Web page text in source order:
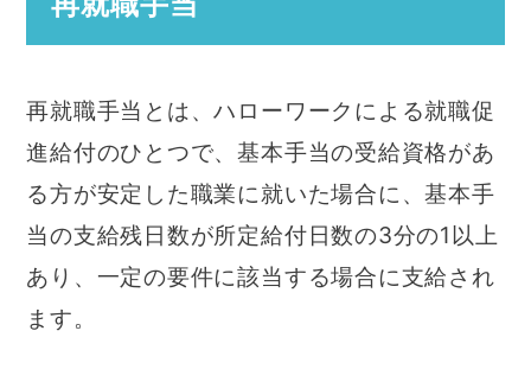
再就職手当とは、ハローワークによる就職促
進給付のひとつで、基本手当の受給資格があ
る方が安定した職業に就いた場合に、基本手
当の支給残日数が所定給付日数の3分の1以上
あり、一定の要件に該当する場合に支給され
ます。